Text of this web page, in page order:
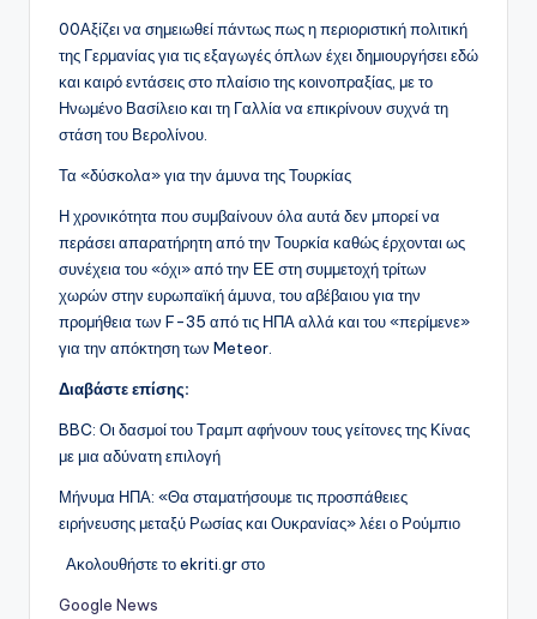
00Αξίζει να σημειωθεί πάντως πως η περιοριστική πολιτική
της Γερμανίας για τις εξαγωγές όπλων έχει δημιουργήσει εδώ
και καιρό εντάσεις στο πλαίσιο της κοινοπραξίας, με το
Ηνωμένο Βασίλειο και τη Γαλλία να επικρίνουν συχνά τη
στάση του Βερολίνου.
Τα «δύσκολα» για την άμυνα της Τουρκίας
Η χρονικότητα που συμβαίνουν όλα αυτά δεν μπορεί να
περάσει απαρατήρητη από την Τουρκία καθώς έρχονται ως
συνέχεια του «όχι» από την ΕΕ στη συμμετοχή τρίτων
χωρών στην ευρωπαϊκή άμυνα, του αβέβαιου για την
προμήθεια των F-35 από τις ΗΠΑ αλλά και του «περίμενε»
για την απόκτηση των Meteor.
Διαβάστε επίσης:
BBC: Οι δασμοί του Τραμπ αφήνουν τους γείτονες της Κίνας
με μια αδύνατη επιλογή
Μήνυμα ΗΠΑ: «Θα σταματήσουμε τις προσπάθειες
ειρήνευσης μεταξύ Ρωσίας και Ουκρανίας» λέει ο Ρούμπιο
Ακολουθήστε το ekriti.gr στο
Google News